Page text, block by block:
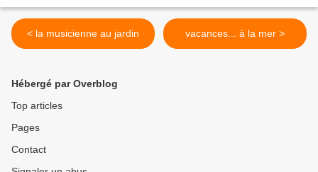
< la musicienne au jardin vacances... à la mer >
Hébergé par Overblog
Top articles
Pages
Contact